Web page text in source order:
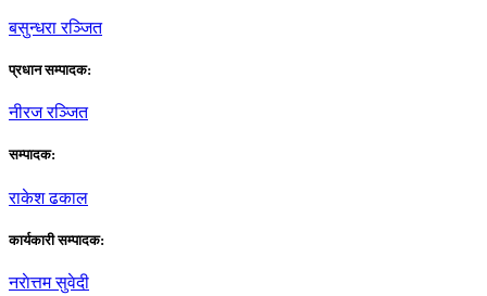
बसुन्धरा रञ्जित
प्रधान सम्पादक:
नीरज रञ्जित
सम्पादक:
राकेश ढकाल
कार्यकारी सम्पादक:
नराेत्तम सुवेदी